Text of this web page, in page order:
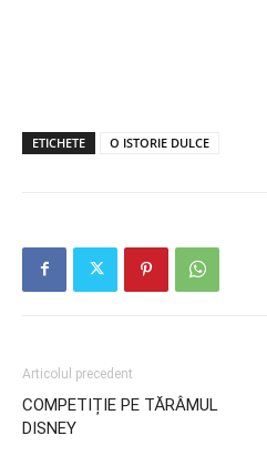
ETICHETE O ISTORIE DULCE
Articolul precedent
COMPETIȚIE PE TĂRÂMUL
DISNEY